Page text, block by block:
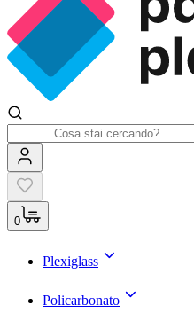
0
Plexiglass
Policarbonato